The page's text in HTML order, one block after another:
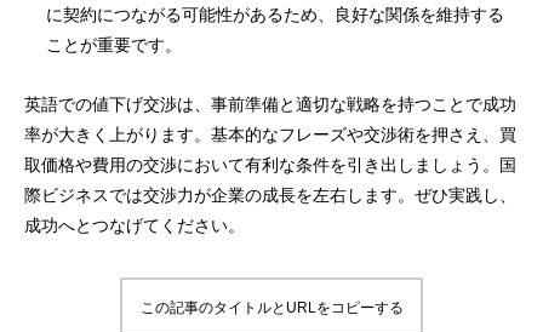
に契約につながる可能性があるため、良好な関係を維持する
ことが重要です。
英語での値下げ交渉は、事前準備と適切な戦略を持つことで成功
率が大きく上がります。基本的なフレーズや交渉術を押さえ、買
取価格や費用の交渉において有利な条件を引き出しましょう。国
際ビジネスでは交渉力が企業の成長を左右します。ぜひ実践し、
成功へとつなげてください。
この記事のタイトルとURLをコピーする